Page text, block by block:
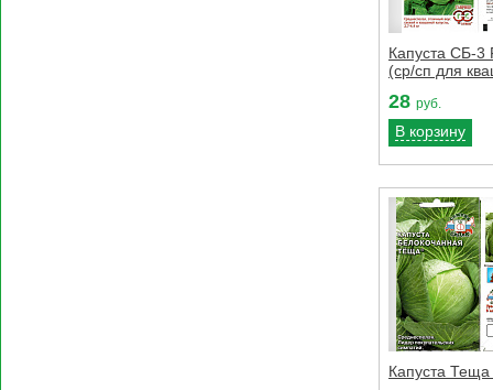
Капуста СБ-3
(ср/сп для
28 руб.
В корзину
Капуста Теща